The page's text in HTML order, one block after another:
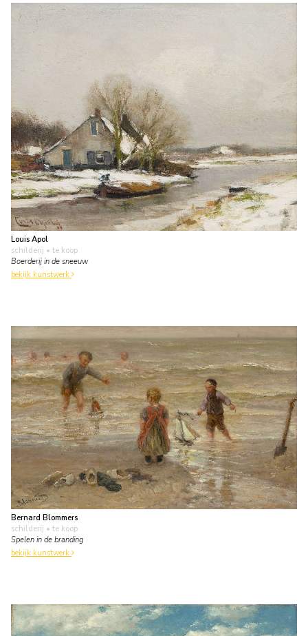
Louis Apol
schilderij • te koop
Boerderij in de sneeuw
bekijk kunstwerk
Bernard Blommers
schilderij • te koop
Spelen in de branding
bekijk kunstwerk